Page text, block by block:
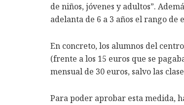
de niños, jóvenes y adultos”.
adelanta de 6 a 3 años el rango
En concreto, los alumnos del
(frente a los 15 euros que se
mensual de 30 euros, salvo las
Para poder aprobar esta medida,